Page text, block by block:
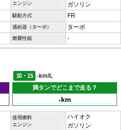
エンジン
ガソリン
駆動方式 FR
過給器（ターボ） ターボ
燃費性能 -
10・15
-km/L
満タンでどこまで走る？
-km
使用燃料
エンジン
ハイオク
ガソリン